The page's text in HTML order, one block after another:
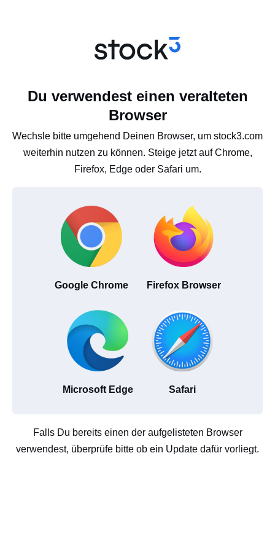
Du verwendest einen veralteten
Browser
Wechsle bitte umgehend Deinen Browser, um stock3.com
weiterhin nutzen zu können. Steige jetzt auf Chrome,
Firefox, Edge oder Safari um.
Google Chrome Firefox Browser
Microsoft Edge Safari
Falls Du bereits einen der aufgelisteten Browser
verwendest, überprüfe bitte ob ein Update dafür vorliegt.